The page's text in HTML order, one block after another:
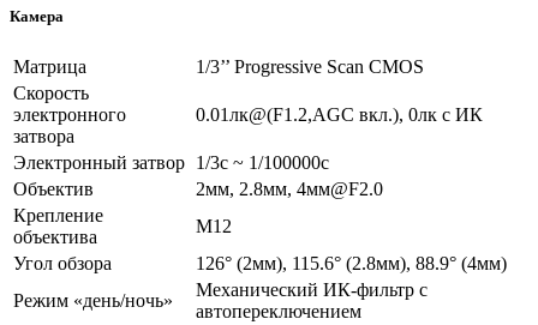
Камера
Матрица
1/3’’ Progressive Scan CMOS
Скорость
электронного
затвора
0.01лк@(F1.2,AGC вкл.), 0лк с ИК
Электронный затвор 1/3с ~ 1/100000с
Объектив
2мм, 2.8мм, 4мм@F2.0
Крепление
объектива
M12
Угол обзора
126° (2мм), 115.6° (2.8мм), 88.9° (4мм)
Режим «день/ночь»
Механический ИК-фильтр с
автопереключением